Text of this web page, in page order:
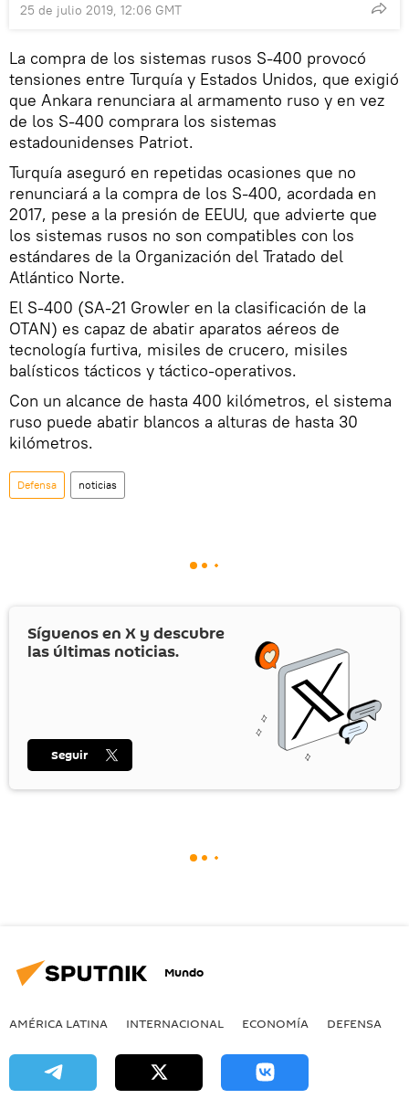
25 de julio 2019, 12:06 GMT
La compra de los sistemas rusos S-400 provocó
tensiones entre Turquía y Estados Unidos, que exigió
que Ankara renunciara al armamento ruso y en vez
de los S-400 comprara los sistemas
estadounidenses Patriot.
Turquía aseguró en repetidas ocasiones que no
renunciará a la compra de los S-400, acordada en
2017, pese a la presión de EEUU, que advierte que
los sistemas rusos no son compatibles con los
estándares de la Organización del Tratado del
Atlántico Norte.
El S-400 (SA-21 Growler en la clasificación de la
OTAN) es capaz de abatir aparatos aéreos de
tecnología furtiva, misiles de crucero, misiles
balísticos tácticos y táctico-operativos.
Con un alcance de hasta 400 kilómetros, el sistema
ruso puede abatir blancos a alturas de hasta 30
kilómetros.
Defensa noticias
Síguenos en X y descubre
las últimas noticias.
Seguir
Mundo
AMÉRICA LATINA INTERNACIONAL ECONOMÍA DEFENSA